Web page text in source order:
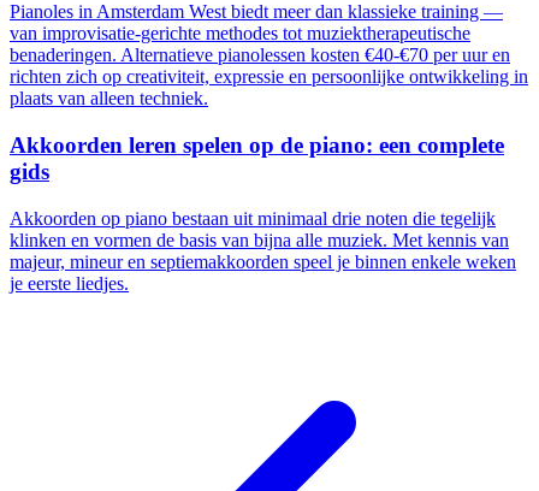
Pianoles in Amsterdam West biedt meer dan klassieke training —
van improvisatie-gerichte methodes tot muziektherapeutische
benaderingen. Alternatieve pianolessen kosten €40-€70 per uur en
richten zich op creativiteit, expressie en persoonlijke ontwikkeling in
plaats van alleen techniek.
Akkoorden leren spelen op de piano: een complete
gids
Akkoorden op piano bestaan uit minimaal drie noten die tegelijk
klinken en vormen de basis van bijna alle muziek. Met kennis van
majeur, mineur en septiemakkoorden speel je binnen enkele weken
je eerste liedjes.